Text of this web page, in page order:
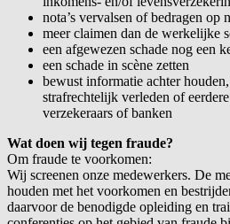
nota’s vervalsen of bedragen op
meer claimen dan de werkelijke
een afgewezen schade nog een
een schade in scène zetten
bewust informatie achter
strafrechtelijk verleden of
verzekeraars of banken
Wat doen wij tegen fraude?
Om fraude te voorkomen:
Wij screenen onze medewerkers. De
houden met het voorkomen en
daarvoor de benodigde opleiding en